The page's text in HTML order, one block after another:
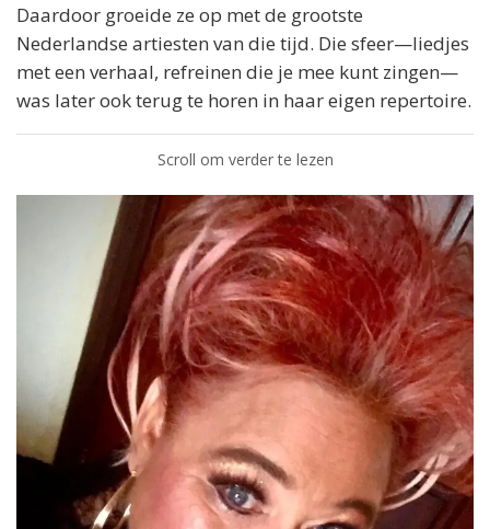
Daardoor groeide ze op met de grootste
Nederlandse artiesten van die tijd. Die sfeer—liedjes
met een verhaal, refreinen die je mee kunt zingen—
was later ook terug te horen in haar eigen repertoire.
Scroll om verder te lezen